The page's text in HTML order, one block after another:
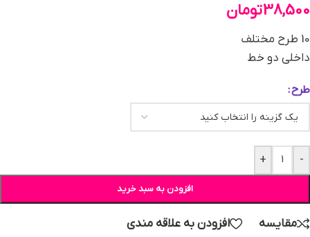
38,500تومان
10 طرح مختلف
داخلی دو خط
طرح
-
+
افزودن به سبد خرید
مقایسه
افزودن به علاقه مندی